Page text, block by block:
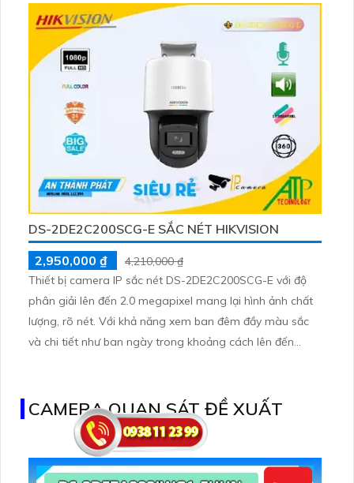
gia đình và căn hộ. Công nghệ IP tiên tiến giữ cho chất
lượng hình ảnh không bị giảm sút, ngay cả vào ban đêm
DS-2DE2C200SCG-E SẮC NÉT HIKVISION
2,950,000 ₫
4,210,000 ₫
Thiết bị camera IP sắc nét DS-2DE2C200SCG-E với độ
phân giải lên đến 2.0 megapixel mang lại hình ảnh chất
lượng, rõ nét. Với khả năng xem ban đêm đầy màu sắc
và chi tiết như ban ngày trong khoảng cách lên đến
CAMERA QUAN SÁT ĐỀ XUẤT